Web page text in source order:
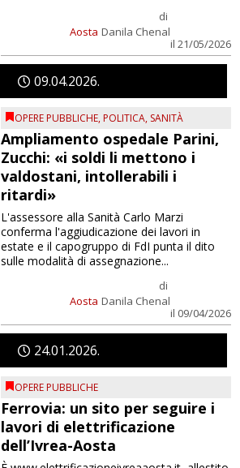
Aosta
di
Danila Chenal
il 21/05/2026
0904 2026
OPERE PUBBLICHE, POLITICA, SANITÀ
Ampliamento ospedale Parini,
Zucchi: «i soldi li mettono i
valdostani, intollerabili i
ritardi»
Aosta
di
Danila Chenal
il 09/04/2026
L'assessore alla Sanità Carlo Marzi
conferma l'aggiudicazione dei lavori in
estate e il capogruppo di FdI punta il dito
sulle modalità di assegnazione...
2401 2026
OPERE PUBBLICHE
Ferrovia: un sito per seguire i
lavori di elettrificazione
dell’Ivrea-Aosta